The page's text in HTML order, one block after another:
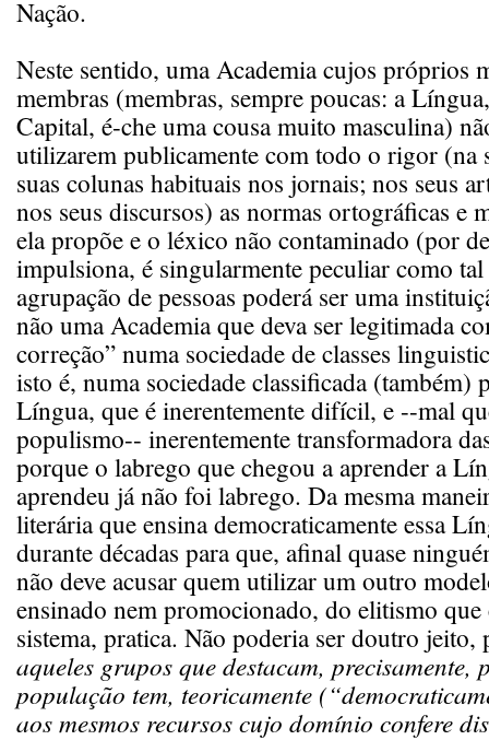
Nação.
Neste sentido, uma Academia cujos próprios
membras (membras, sempre poucas: a
Capital, é-che uma cousa muito masculina)
utilizarem publicamente com todo o rigor (na
suas colunas habituais nos jornais; nos seus
nos seus discursos) as normas ortográficas e
ela propõe e o léxico não contaminado (por
impulsiona, é singularmente peculiar como
agrupação de pessoas poderá ser uma
não uma Academia que deva ser legitimada
correção” numa sociedade de classes
isto é, numa sociedade classificada (também)
Língua, que é inerentemente difícil, e --mal
populismo-- inerentemente transformadora
porque o labrego que chegou a aprender a
aprendeu já não foi labrego. Da mesma
literária que ensina democraticamente essa
durante décadas para que, afinal quase
não deve acusar quem utilizar um outro
ensinado nem promocionado, do elitismo
sistema, pratica. Não poderia ser doutro
aqueles grupos que destacam, precisamente,
população tem, teoricamente
aos mesmos recursos cujo domínio confere